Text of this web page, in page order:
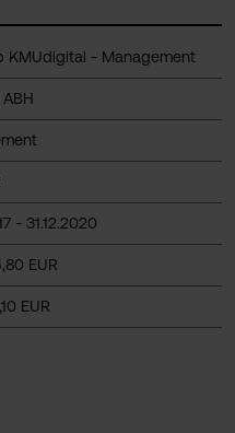
KMUdigital - Management
- 31.12.2020
EUR
EUR